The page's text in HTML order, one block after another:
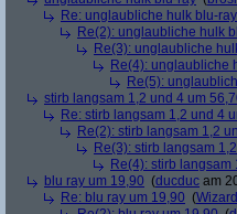
Re: unglaubliche hulk blu-ray
Re(2): unglaubliche hulk
Re(3): unglaubliche
Re(4): unglaubliche
Re(5):
stirb langsam 1,2 und 4 um
Re: stirb langsam 1,2 und 4
Re(2): stirb langsam 1,2
Re(3): stirb langsam
Re(4): stirb
blu ray um 19,90 (ducduc am
Re: blu ray um 19,90 (